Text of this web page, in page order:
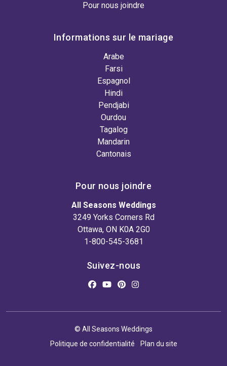
Pour nous joindre
Informations sur le mariage
Arabe
Farsi
Espagnol
Hindi
Pendjabi
Ourdou
Tagalog
Mandarin
Cantonais
Pour nous joindre
All Seasons Weddings
3249 Yorks Corners Rd
Ottawa, ON K0A 2G0
1-800-545-3681
Suivez-nous
© All Seasons Weddings
Politique de confidentialité
Plan du site